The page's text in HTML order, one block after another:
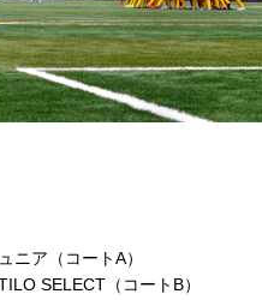
ニア（コートA）
SELECT（コートB）